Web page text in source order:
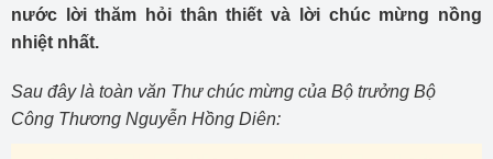
nước lời thăm hỏi thân thiết và lời chúc mừng nồng
nhiệt nhất.
Sau đây là toàn văn Thư chúc mừng của Bộ trưởng Bộ
Công Thương Nguyễn Hồng Diên: